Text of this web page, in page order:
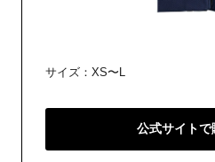
サイズ：XS〜L
公式サイトで